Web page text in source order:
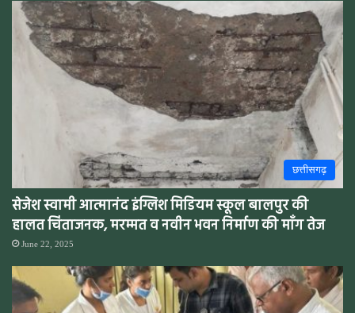
छत्तीसगढ़
सेजेश स्वामी आत्मानंद इंग्लिश मिडियम स्कूल बालपुर की
हालत चिंताजनक, मरम्मत व नवीन भवन निर्माण की माँग तेज
June 22, 2025